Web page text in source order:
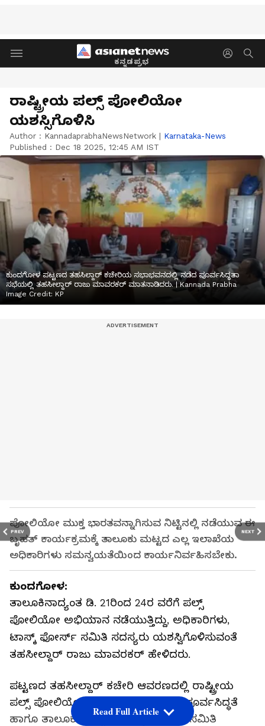
ಕನ್ನಡಪ್ರಭ
PREV NEXT
ರಾಷ್ಟ್ರೀಯ ಪಲ್ಸ್ ಪೋಲಿಯೋ
ಯಶಸ್ಸಿಗೊಳಿಸಿ
Author : KannadaprabhaNewsNetwork | Karnataka-News
Published : Dec 18 2025, 12:45 AM IST
ಕುಂದಗೋಳ ಪಟ್ಟಣದ ತಹಸಿಲ್ದಾರ್ ಕಚೇರಿಯ ಸಭಾಭವನದಲ್ಲಿ ನಡೆದ ಪೂರ್ವಸಿದ್ಧತಾ
ಸಭೆಯಲ್ಲಿ ತಹಸೀಲ್ದಾರ್‌ ರಾಜು ಮಾವರಕರ್ ಮಾತನಾಡಿದರು. | Kannada Prabha
Image Credit: KP
ಪೋಲಿಯೋ ಮುಕ್ತ ಭಾರತವನ್ನಾಗಿಸುವ ನಿಟ್ಟಿನಲ್ಲಿ ನಡೆಯುವ ಈ
ಬೃಹತ್ ಕಾರ್ಯಕ್ರಮಕ್ಕೆ ತಾಲೂಕು ಮಟ್ಟದ ಎಲ್ಲ ಇಲಾಖೆಯ
ಅಧಿಕಾರಿಗಳು ಸಮನ್ವಯತೆಯಿಂದ ಕಾರ್ಯನಿರ್ವಹಿಸಬೇಕು.
ಕುಂದಗೋಳ:
ತಾಲೂಕಿನಾದ್ಯಂತ ಡಿ. 21ರಿಂದ 24ರ ವರೆಗೆ ಪಲ್ಸ್
ಪೋಲಿಯೋ ಅಭಿಯಾನ ನಡೆಯುತ್ತಿದ್ದು, ಅಧಿಕಾರಿಗಳು,
ಟಾಸ್ಕ್‌ ಫೋರ್ಸ್‌ ಸಮಿತಿ ಸದಸ್ಯರು ಯಶಸ್ವಿಗೊಳಿಸುವಂತೆ
ತಹಸೀಲ್ದಾರ್‌ ರಾಜು ಮಾವರಕರ್‌ ಹೇಳಿದರು.
ಪಟ್ಟಣದ ತಹಸೀಲ್ದಾರ್‌ ಕಚೇರಿ ಆವರಣದಲ್ಲಿ ರಾಷ್ಟ್ರೀಯ
ಪಲ್ಸ್ ಪೋಲಿಯೋ ಲಸಿಕಾ ಕಾರ್ಯಕ್ರಮದ ಪೂರ್ವಸಿದ್ಧತೆ
ಹಾಗೂ ತಾಲೂಕು ಮಟ್ಟದ ಟಾಸ್ಕ್ ಫೋರ್ಸ್ ಸಮಿತಿ
Read Full Article